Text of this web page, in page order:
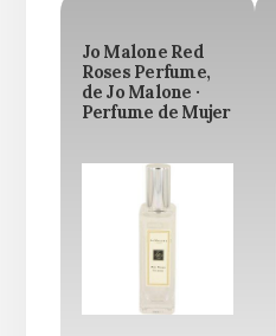
Jo Malone Red
Roses Perfume,
de Jo Malone ·
Perfume de Mujer